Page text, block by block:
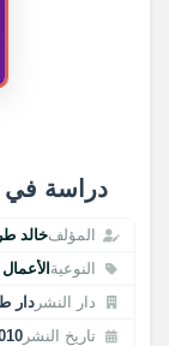
دراسة في
المؤلفخالد
النوعية
دار النشر دار
تاريخ النشر